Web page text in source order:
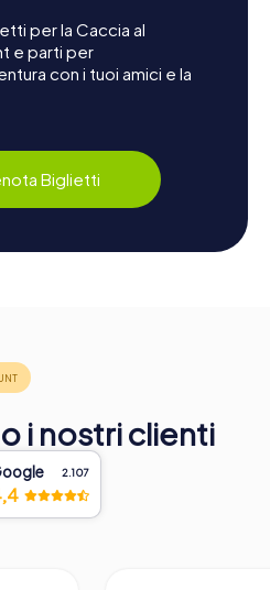
per la Caccia al
e parti per
con i tuoi amici e la
Biglietti
i nostri clienti
2.107